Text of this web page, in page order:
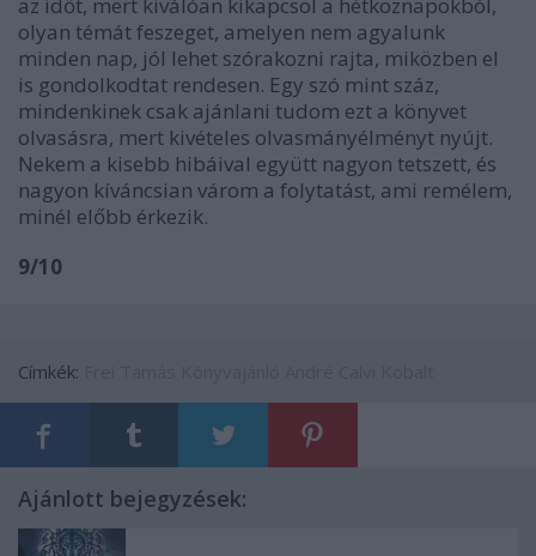
olyan témát feszeget, amelyen nem agyalunk
minden nap, jól lehet szórakozni rajta, miközben el
is gondolkodtat rendesen. Egy szó mint száz,
mindenkinek csak ajánlani tudom ezt a könyvet
olvasásra, mert kivételes olvasmányélményt nyújt.
Nekem a kisebb hibáival együtt nagyon tetszett, és
nagyon kíváncsian várom a folytatást, ami remélem,
minél előbb érkezik.
9/10
Címkék:
Ajánlott bejegyzések: